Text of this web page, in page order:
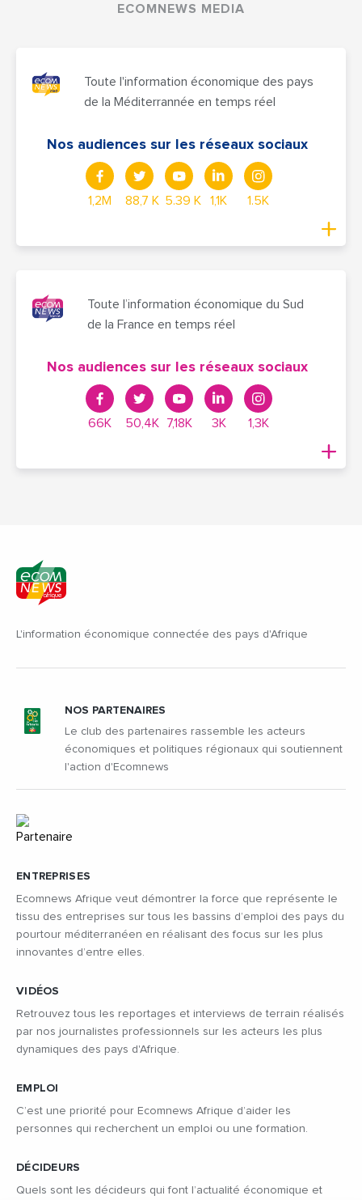
ECOMNEWS MEDIA
Toute l'information économique des pays
de la Méditerrannée en temps réel
Nos audiences sur les réseaux sociaux
1,2M 88,7 K 5.39 K 1,1K 1.5K
Toute l’information économique du Sud
de la France en temps réel
Nos audiences sur les réseaux sociaux
66K 50,4K 7,18K 3K 1,3K
L'information économique connectée des pays d'Afrique
ENTREPRISES
Ecomnews Afrique veut démontrer la force que représente le
tissu des entreprises sur tous les bassins d’emploi des pays du
pourtour méditerranéen en réalisant des focus sur les plus
innovantes d’entre elles.
VIDÉOS
Retrouvez tous les reportages et interviews de terrain réalisés
par nos journalistes professionnels sur les acteurs les plus
dynamiques des pays d'Afrique.
EMPLOI
C’est une priorité pour Ecomnews Afrique d’aider les
personnes qui recherchent un emploi ou une formation.
DÉCIDEURS
Quels sont les décideurs qui font l’actualité économique et
NOS PARTENAIRES
Le club des partenaires rassemble les acteurs
économiques et politiques régionaux qui soutiennent
l'action d'Ecomnews